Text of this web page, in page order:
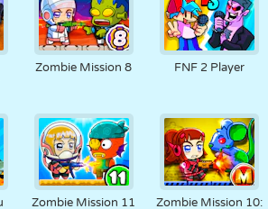
Zombie Mission 8 FNF 2 Player
Zombie Mission 11
Zombie Mission 10: